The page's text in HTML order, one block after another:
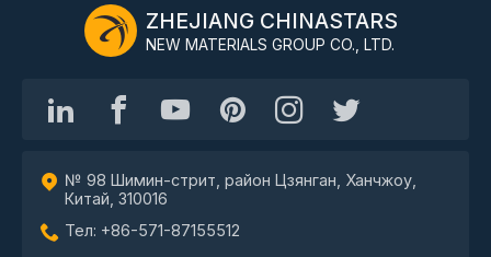
ZHEJIANG CHINASTARS
NEW MATERIALS GROUP CO., LTD.
№ 98 Шимин-стрит, район Цзянган, Ханчжоу,
Китай, 310016
Тел: +86-571-87155512